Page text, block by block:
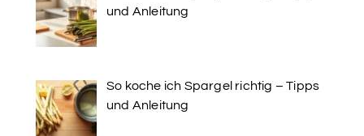
und Anleitung
So koche ich Spargel richtig – Tipps
und Anleitung